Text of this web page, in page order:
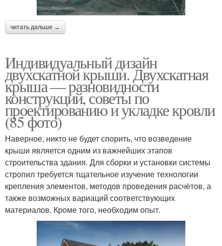
читать дальше →
Индивидуальный дизайн
двухскатной крыши. Двухскатная
крыша — разновидности
конструкций, советы по
проектированию и укладке кровли
(85 фото)
Наверное, никто не будет спорить, что возведение
крыши является одним из важнейших этапов
строительства здания. Для сборки и установки системы
стропил требуется тщательное изучение технологии
крепления элементов, методов проведения расчётов, а
также возможных вариаций соответствующих
материалов. Кроме того, необходим опыт.